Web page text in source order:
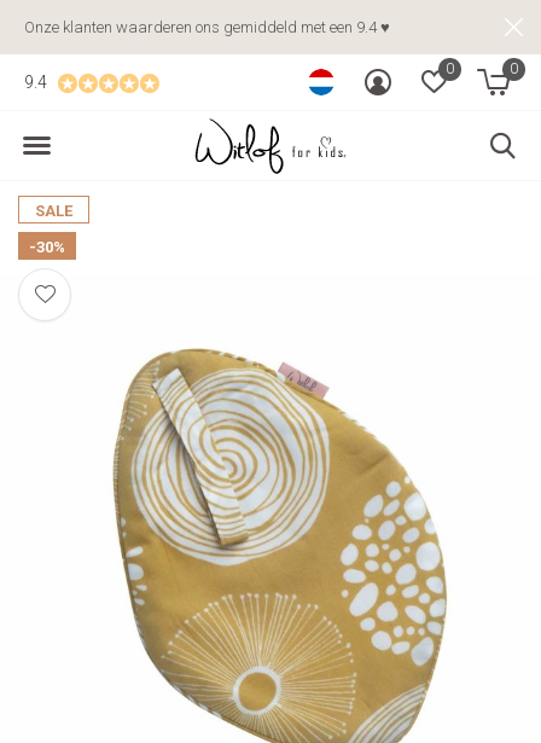
0 0
9.4
Onze klanten waarderen ons gemiddeld met een 9.4 ♥
SALE
-30%